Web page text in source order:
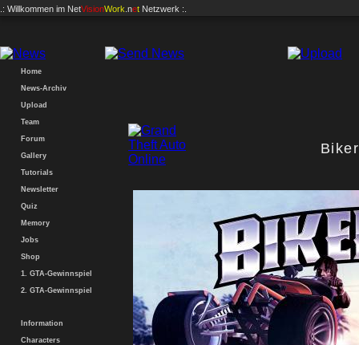
.: Willkommen im NetVisionWork .net Netzwerk :.
Home
News-Archiv
Upload
Team
Forum
Gallery
Tutorials
Newsletter
Quiz
Memory
Jobs
Shop
1. GTA-Gewinnspiel
2. GTA-Gewinnspiel
Information
Characters